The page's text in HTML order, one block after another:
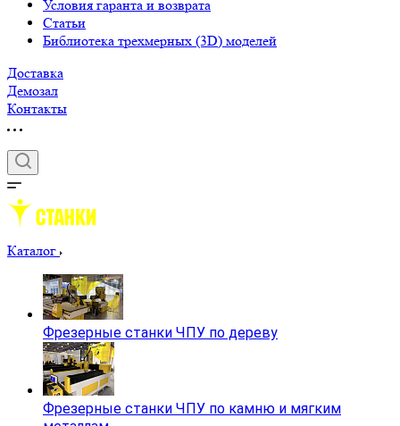
Условия гаранта и возврата
Статьи
Библиотека трехмерных (3D) моделей
Доставка
Демозал
Контакты
Каталог
Фрезерные станки ЧПУ по дереву
Фрезерные станки ЧПУ по камню и мягким